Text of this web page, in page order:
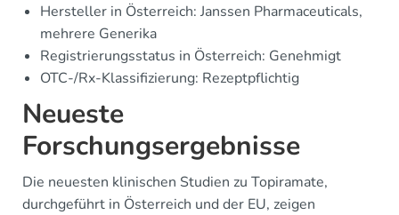
Hersteller in Österreich: Janssen Pharmaceuticals,
mehrere Generika
Registrierungsstatus in Österreich: Genehmigt
OTC-/Rx-Klassifizierung: Rezeptpflichtig
Neueste
Forschungsergebnisse
Die neuesten klinischen Studien zu Topiramate,
durchgeführt in Österreich und der EU, zeigen